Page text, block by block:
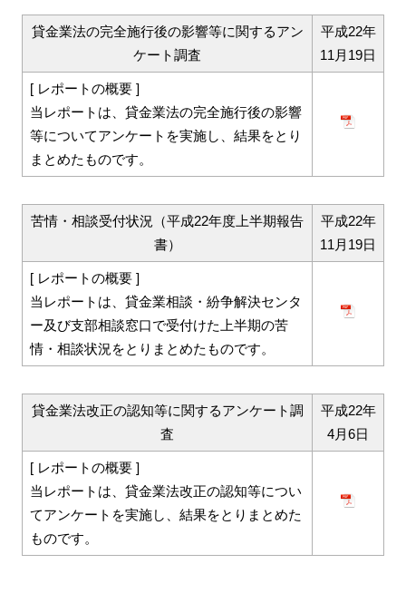
貸金業法の完全施行後の影響等に関するアン
ケート調査
平成22年
11月19日
[ レポートの概要 ]
当レポートは、貸金業法の完全施行後の影響
等についてアンケートを実施し、結果をとり
まとめたものです。
苦情・相談受付状況（平成22年度上半期報告
書）
平成22年
11月19日
[ レポートの概要 ]
当レポートは、貸金業相談・紛争解決センタ
ー及び支部相談窓口で受付けた上半期の苦
情・相談状況をとりまとめたものです。
貸金業法改正の認知等に関するアンケート調
査
平成22年
4月6日
[ レポートの概要 ]
当レポートは、貸金業法改正の認知等につい
てアンケートを実施し、結果をとりまとめた
ものです。